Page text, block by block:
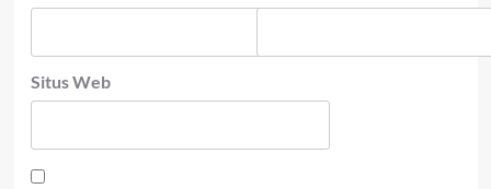
Situs Web